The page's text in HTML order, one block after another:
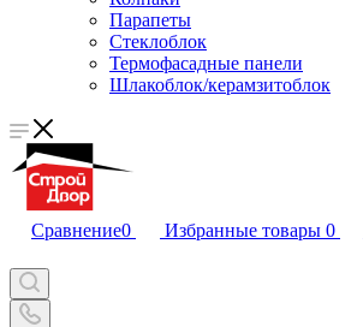
Парапеты
Стеклоблок
Термофасадные панели
Шлакоблок/керамзитоблок
Сравнение0 Избранные товары 0